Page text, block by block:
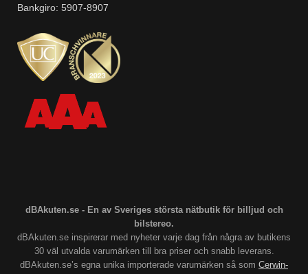
Bankgiro: 5907-8907
dBAkuten.se - En av Sveriges största nätbutik för billjud och
bilstereo.
dBAkuten.se inspirerar med nyheter varje dag från några av butikens
30 väl utvalda varumärken till bra priser och snabb leverans.
dBAkuten.se’s egna unika importerade varumärken så som Cerwin-